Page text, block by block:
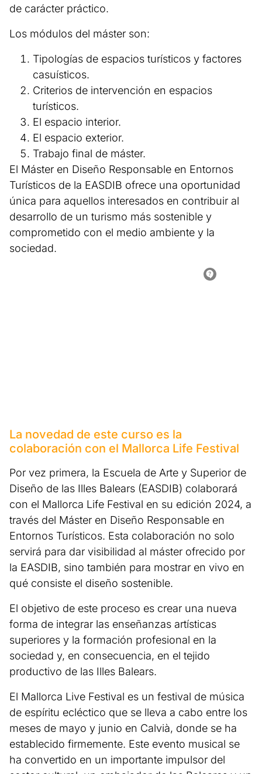
de carácter práctico.
Los módulos del máster son:
Tipologías de espacios turísticos y factores
casuísticos.
Criterios de intervención en espacios
turísticos.
El espacio interior.
El espacio exterior.
Trabajo final de máster.
El Máster en Diseño Responsable en Entornos
Turísticos de la EASDIB ofrece una oportunidad
única para aquellos interesados en contribuir al
desarrollo de un turismo más sostenible y
comprometido con el medio ambiente y la
sociedad.
La novedad de este curso es la
colaboración con el Mallorca Life Festival
Por vez primera, la Escuela de Arte y Superior de
Diseño de las Illes Balears (EASDIB) colaborará
con el Mallorca Life Festival en su edición 2024, a
través del Máster en Diseño Responsable en
Entornos Turísticos. Esta colaboración no solo
servirá para dar visibilidad al máster ofrecido por
la EASDIB, sino también para mostrar en vivo en
qué consiste el diseño sostenible.
El objetivo de este proceso es crear una nueva
forma de integrar las enseñanzas artísticas
superiores y la formación profesional en la
sociedad y, en consecuencia, en el tejido
productivo de las Illes Balears.
El Mallorca Live Festival es un festival de música
de espíritu ecléctico que se lleva a cabo entre los
meses de mayo y junio en Calvià, donde se ha
establecido firmemente. Este evento musical se
ha convertido en un importante impulsor del